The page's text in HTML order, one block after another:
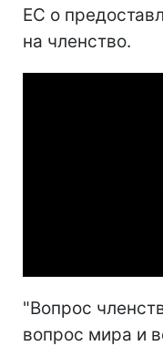
ЕС о
на членство.
"Вопрос
вопрос мира и